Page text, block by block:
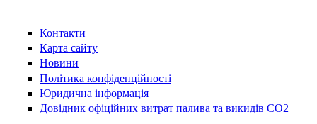
Контакти
Карта сайту
Новини
Політика конфіденційності
Юридична інформація
Довідник офіційних витрат палива та викидів СО2